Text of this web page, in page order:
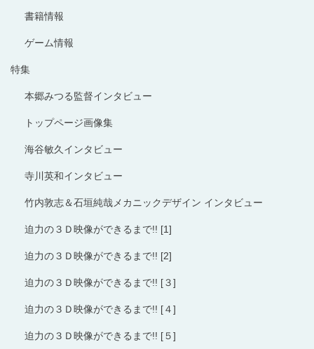
書籍情報
ゲーム情報
特集
本郷みつる監督インタビュー
トップページ画像集
海谷敏久インタビュー
寺川英和インタビュー
竹内敦志＆石垣純哉メカニックデザイン インタビュー
迫力の３Ｄ映像ができるまで!! [1]
迫力の３Ｄ映像ができるまで!! [2]
迫力の３Ｄ映像ができるまで!! [３]
迫力の３Ｄ映像ができるまで!! [４]
迫力の３Ｄ映像ができるまで!! [５]